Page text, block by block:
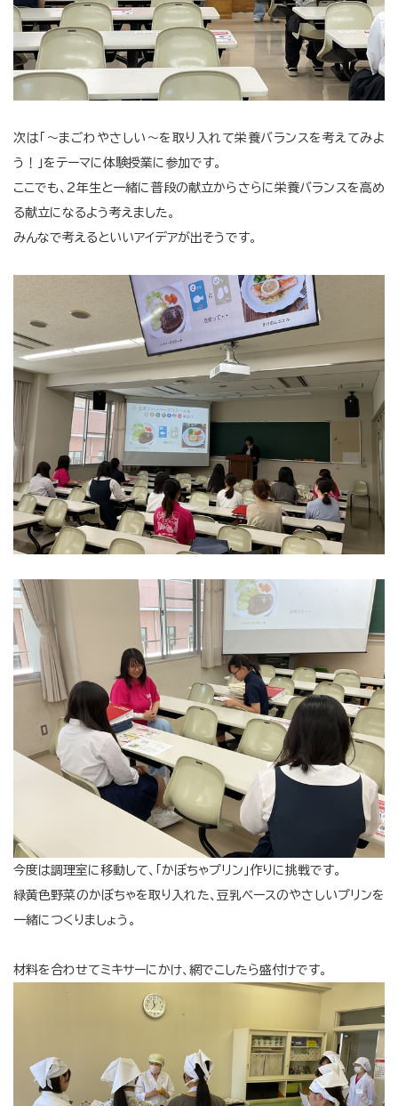
次は「～まごわやさしい～を取り入れて栄養バランスを考えてみよ
う！」をテーマに体験授業に参加です。
ここでも、２年生と一緒に普段の献立からさらに栄養バランスを高め
る献立になるよう考えました。
みんなで考えるといいアイデアが出そうです。
今度は調理室に移動して、「かぼちゃプリン」作りに挑戦です。
緑黄色野菜のかぼちゃを取り入れた、豆乳ベースのやさしいプリンを
一緒につくりましょう。
材料を合わせてミキサーにかけ、網でこしたら盛付けです。